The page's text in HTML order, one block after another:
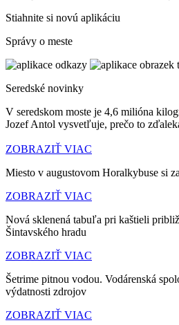
Stiahnite si novú aplikáciu
Správy o meste
Seredské novinky
V seredskom moste je 4,6 milióna
Jozef Antol vysvetľuje, prečo to
ZOBRAZIŤ VIAC
Miesto v augustovom Horalkybuse si
ZOBRAZIŤ VIAC
Nová sklenená tabuľa pri kaštieli
Šintavského hradu
ZOBRAZIŤ VIAC
Šetrime pitnou vodou. Vodárenská
výdatnosti zdrojov
ZOBRAZIŤ VIAC